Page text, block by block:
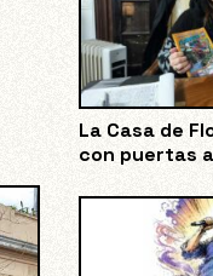
La Casa de
con puertas